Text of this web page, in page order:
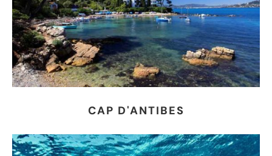
CAP D'ANTIBES